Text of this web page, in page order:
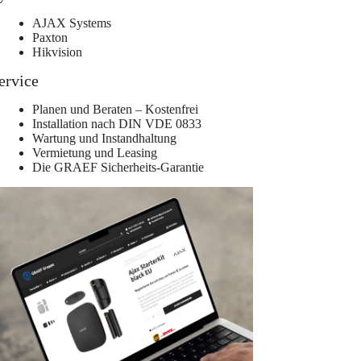
AJAX Systems
Paxton
Hikvision
Planen und Beraten – Kostenfrei
Installation nach DIN VDE 0833
Wartung und Instandhaltung
Vermietung und Leasing
Die GRAEF Sicherheits-Garantie